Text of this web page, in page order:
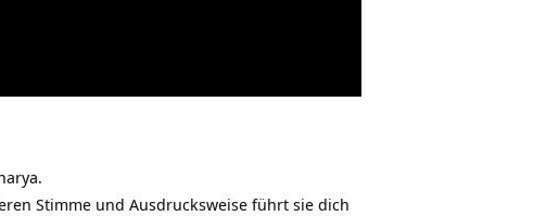
Stimme und Ausdrucksweise führt sie dich